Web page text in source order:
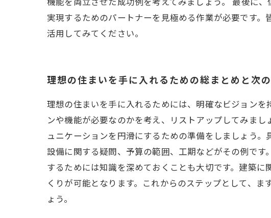
実現するためのパートナーを見極める作業が必要です
活用してみてください。
理想の住まいを手に入れるための総まとめと次
理想の住まいを手に入れるためには、明確なビジョン
ンや機能が必要なのかを考え、リストアップしてみま
ュニケーションを円滑にするための準備をしましょう
設備に関する疑問、予算の範囲、工期などがその例で
するためには知識を深めておくことも大切です。建築
くりが可能となります。これからのステップとして、
ょう。